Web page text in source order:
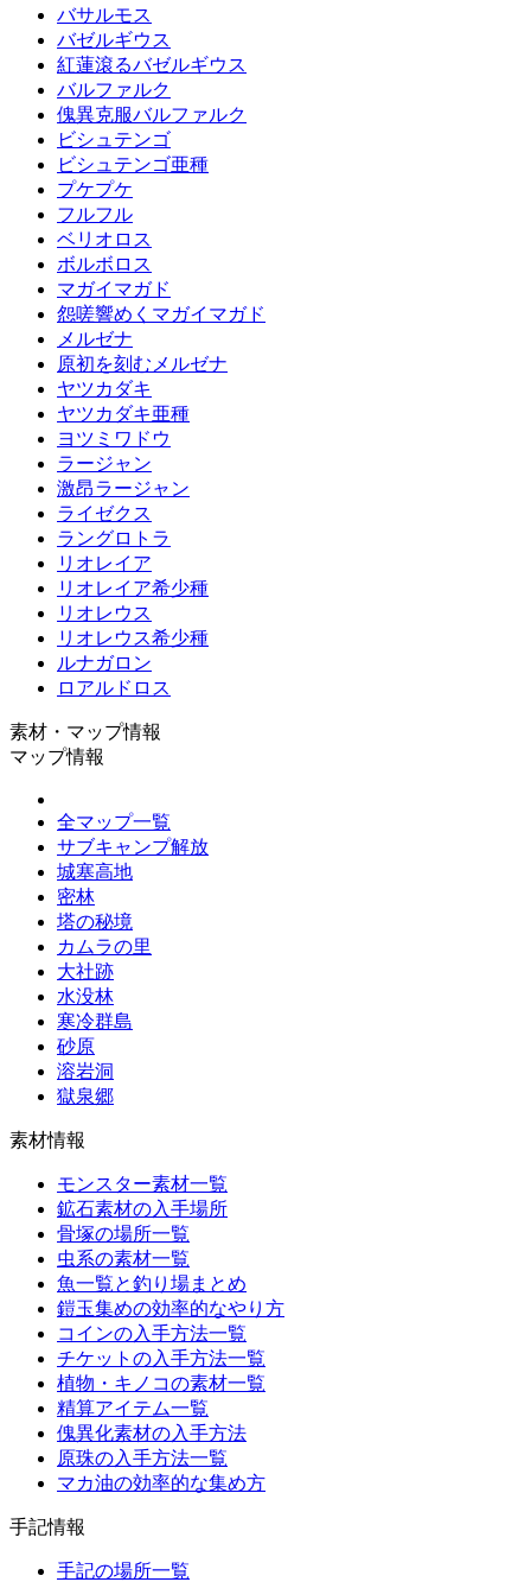
バサルモス
バゼルギウス
紅蓮滾るバゼルギウス
バルファルク
傀異克服バルファルク
ビシュテンゴ
ビシュテンゴ亜種
プケプケ
フルフル
ベリオロス
ボルボロス
マガイマガド
怨嗟響めくマガイマガド
メルゼナ
原初を刻むメルゼナ
ヤツカダキ
ヤツカダキ亜種
ヨツミワドウ
ラージャン
激昂ラージャン
ライゼクス
ラングロトラ
リオレイア
リオレイア希少種
リオレウス
リオレウス希少種
ルナガロン
ロアルドロス
素材・マップ情報
マップ情報
全マップ一覧
サブキャンプ解放
城塞高地
密林
塔の秘境
カムラの里
大社跡
水没林
寒冷群島
砂原
溶岩洞
獄泉郷
素材情報
モンスター素材一覧
鉱石素材の入手場所
骨塚の場所一覧
虫系の素材一覧
魚一覧と釣り場まとめ
鎧玉集めの効率的なやり方
コインの入手方法一覧
チケットの入手方法一覧
植物・キノコの素材一覧
精算アイテム一覧
傀異化素材の入手方法
原珠の入手方法一覧
マカ油の効率的な集め方
手記情報
手記の場所一覧